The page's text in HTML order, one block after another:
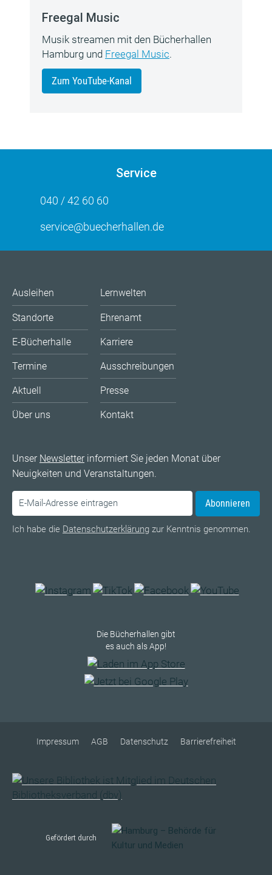
Freegal Music
Musik streamen mit den Bücherhallen
Hamburg und Freegal Music.
Zum YouTube-Kanal
Service
040 / 42 60 60
service@buecherhallen.de
Ausleihen
Standorte
E-Bücherhalle
Termine
Aktuell
Über uns
Lernwelten
Ehrenamt
Karriere
Ausschreibungen
Presse
Kontakt
Unser Newsletterinformiert Sie jeden Monat über
Neuigkeiten und Veranstaltungen.
Abonnieren
Ich habe die Datenschutzerklärung zur Kenntnis genommen.
Die Bücherhallen gibt
es auch als App!
Impressum AGB Datenschutz Barrierefreiheit
Gefördert durch